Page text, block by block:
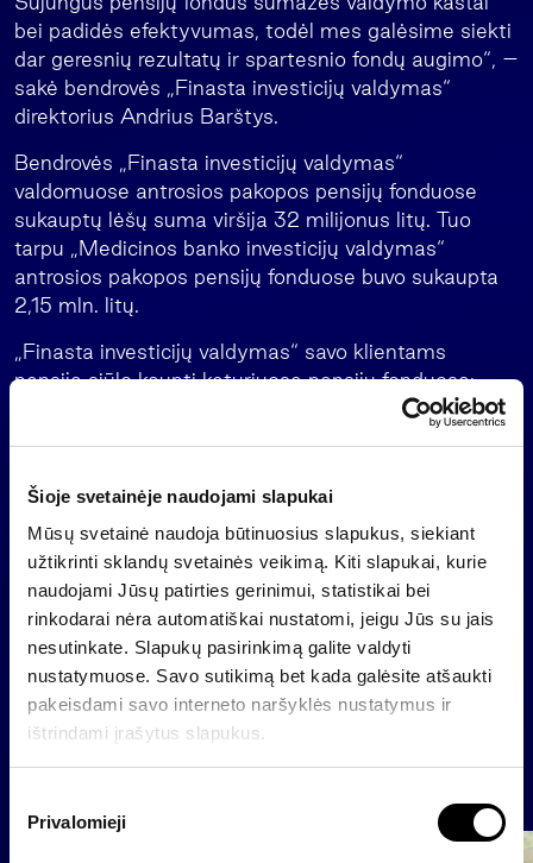
Šioje svetainėje naudojami slapukai
Mūsų svetainė naudoja būtinuosius slapukus, siekiant
užtikrinti sklandų svetainės veikimą. Kiti slapukai, kurie
naudojami Jūsų patirties gerinimui, statistikai bei
rinkodarai nėra automatiškai nustatomi, jeigu Jūs su jais
nesutinkate. Slapukų pasirinkimą galite valdyti
nustatymuose. Savo sutikimą bet kada galėsite atšaukti
pakeisdami savo interneto naršyklės nustatymus ir
ištrindami įrašytus slapukus.
Privalomieji
bei padidės efektyvumas, todėl mes galėsime siekti
dar geresnių rezultatų ir spartesnio fondų augimo“, –
sakė bendrovės „Finasta investicijų valdymas“
direktorius Andrius Barštys.
Bendrovės „Finasta investicijų valdymas“
valdomuose antrosios pakopos pensijų fonduose
sukauptų lėšų suma viršija 32 milijonus litų. Tuo
tarpu „Medicinos banko investicijų valdymas“
antrosios pakopos pensijų fonduose buvo sukaupta
2,15 mln. litų.
„Finasta investicijų valdymas“ savo klientams
pensiją siūlo kaupti keturiuose pensijų fonduose:
(2004 metų) racionalios rizikos pensijų fondo
vieneto vertė išaugo daugiausiai tarp visų Lietuvoje
veikiančių pensijų fondų – net 2,93 karto (arba
193%).
Atgal